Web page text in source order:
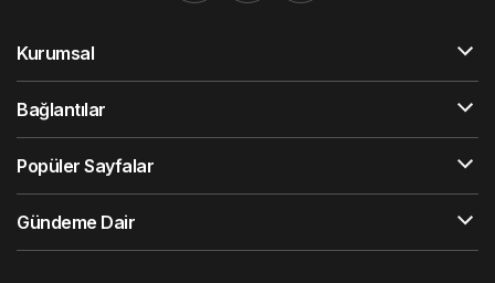
Kurumsal
Bağlantılar
Popüler Sayfalar
Gündeme Dair